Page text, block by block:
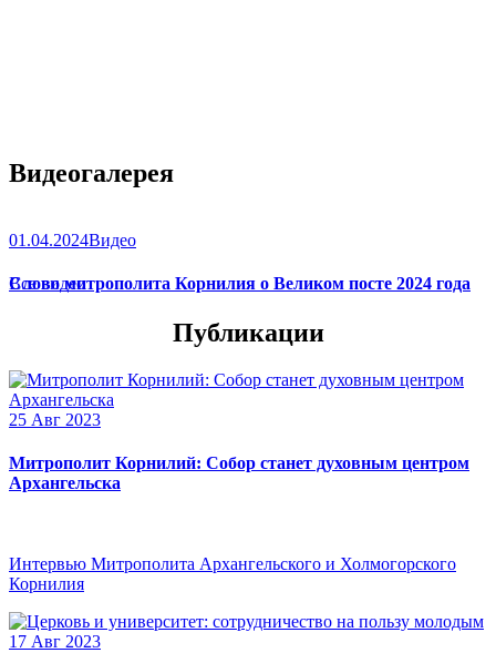
Видеогалерея
01.04.2024Видео
Слово митрополита Корнилия о Великом посте 2024 года
Все видео
Публикации
25 Авг 2023
Митрополит Корнилий: Собор станет духовным центром
Архангельска
Интервью Митрополита Архангельского и Холмогорского
Корнилия
17 Авг 2023